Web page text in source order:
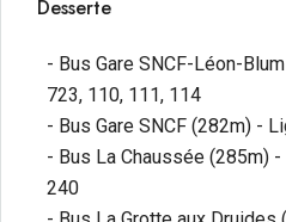
Desserte
- Bus Gare SNCF-Léon-
723, 110, 111, 114
- Bus Gare SNCF (282m) -
- Bus La Chaussée (285m)
240